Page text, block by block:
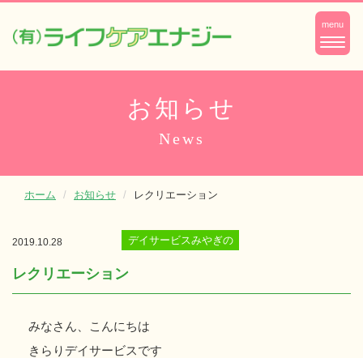
menuナ
ビ
ゲ
お知らせ
News
ホーム お知らせ レクリエーション
2019.10.28 デイサービスみやぎの
レクリエーション
みなさん、こんにちは
きらりデイサービスです